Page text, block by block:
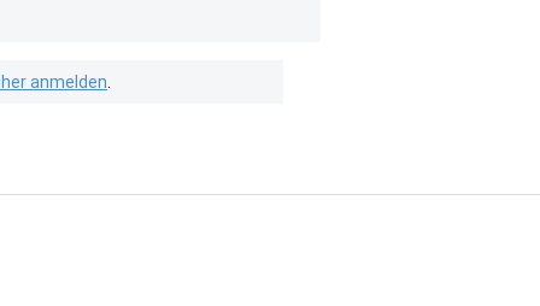
anmelden